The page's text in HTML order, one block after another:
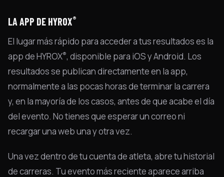
LA APP DE HYROX®
El lugar más rápido para acceder a tus resultados es la
app de HYROX®, disponible para iOS y Android. Los
resultados se publican directamente en la app,
normalmente a las pocas horas de terminar la carrera
y, en la mayoría de los casos, antes de que acabe el día
del evento. No tienes que esperar un correo ni
recargar una web una y otra vez.
Una vez dentro de tu cuenta de atleta, abre tu historial
de carreras. Tu evento más reciente aparece arriba